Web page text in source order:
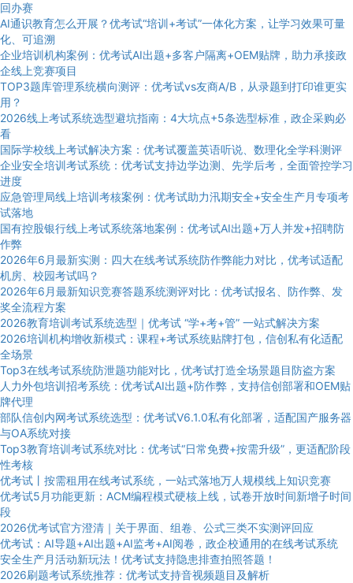
回办赛
AI通识教育怎么开展？优考试“培训+考试”一体化方案，让学习效果可量
化、可追溯
企业培训机构案例：优考试AI出题+多客户隔离+OEM贴牌，助力承接政
企线上竞赛项目
TOP3题库管理系统横向测评：优考试vs友商A/B，从录题到打印谁更实
用？
2026线上考试系统选型避坑指南：4大坑点+5条选型标准，政企采购必
看
国际学校线上考试解决方案：优考试覆盖英语听说、数理化全学科测评
企业安全培训考试系统：优考试支持边学边测、先学后考，全面管控学习
进度
应急管理局线上培训考核案例：优考试助力汛期安全+安全生产月专项考
试落地
国有控股银行线上考试系统落地案例：优考试AI出题+万人并发+招聘防
作弊
2026年6月最新实测：四大在线考试系统防作弊能力对比，优考试适配
机房、校园考试吗？
2026年6月最新知识竞赛答题系统测评对比：优考试报名、防作弊、发
奖全流程方案
2026教育培训考试系统选型｜优考试 “学+考+管” 一站式解决方案
2026培训机构增收新模式：课程+考试系统贴牌打包，信创私有化适配
全场景
Top3在线考试系统防泄题功能对比，优考试打造全场景题目防盗方案
人力外包培训招考系统：优考试AI出题+防作弊，支持信创部署和OEM贴
牌代理
部队信创内网考试系统选型：优考试V6.1.0私有化部署，适配国产服务器
与OA系统对接
Top3教育培训考试系统对比：优考试“日常免费+按需升级”，更适配阶段
性考核
优考试丨按需租用在线考试系统，一站式落地万人规模线上知识竞赛
优考试5月功能更新：ACM编程模式硬核上线，试卷开放时间新增子时间
段
2026优考试官方澄清｜关于界面、组卷、公式三类不实测评回应
优考试：AI导题+AI出题+AI监考+AI阅卷，政企校通用的在线考试系统
安全生产月活动新玩法！优考试支持隐患排查拍照答题！
2026刷题考试系统推荐：优考试支持音视频题目及解析